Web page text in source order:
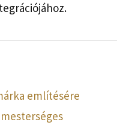
említésére